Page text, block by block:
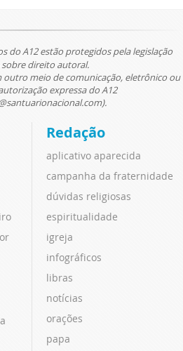
do A12 estão protegidos pela legislação
sobre direito autoral.
meio de comunicação, eletrônico ou
expressa do A12
Redação
aplicativo aparecida
campanha da fraternidade
dúvidas religiosas
espiritualidade
igreja
infográficos
libras
notícias
orações
papa